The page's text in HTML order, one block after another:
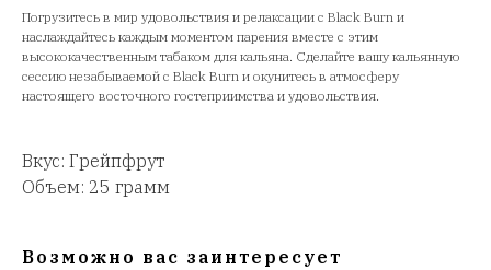
Погрузитесь в мир удовольствия и релаксации с Black Burn и
наслаждайтесь каждым моментом парения вместе с этим
высококачественным табаком для кальяна. Сделайте вашу кальянную
сессию незабываемой с Black Burn и окунитесь в атмосферу
настоящего восточного гостеприимства и удовольствия.
Вкус: Грейпфрут
Объем: 25 грамм
Возможно вас заинтересует